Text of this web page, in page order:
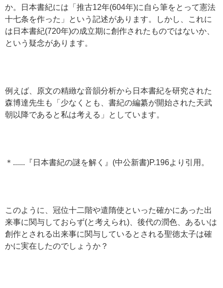
か。日本書紀には「推古12年(604年)に自ら筆をとって憲法
十七条を作った」という記述があります。しかし、これに
は日本書紀(720年)の成立期に創作されたものではないか、
という疑念があります。
例えば、原文の精緻な音韻分析から日本書紀を研究された
森博達先生も「少なくとも、書紀の編纂が開始された天武
朝以降であると私は考える」としています。
＊......『日本書紀の謎を解く』(中公新書)P.196より引用。
このように、冠位十二階や遣隋使といった確かにあった出
来事に関与しておらず(と考えられ)、後代の潤色、あるいは
創作とされる出来事に関与しているとされる聖徳太子は確
かに実在したのでしょうか？